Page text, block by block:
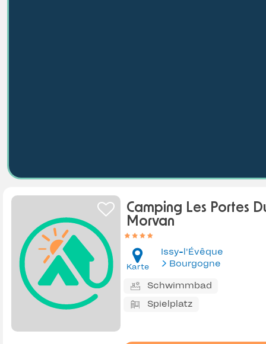
Camping Les Portes
Morvan
Karte
Issy-l'Évêque
Bourgogne
Schwimmbad
Spielplatz